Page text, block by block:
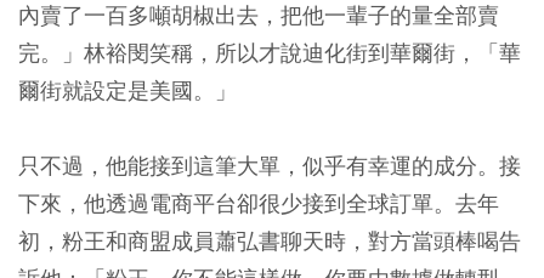
內賣了一百多噸胡椒出去，把他一輩子的量全部賣
完。」林裕閔笑稱，所以才說迪化街到華爾街，「華
爾街就設定是美國。」
只不過，他能接到這筆大單，似乎有幸運的成分。接
下來，他透過電商平台卻很少接到全球訂單。去年
初，粉王和商盟成員蕭弘書聊天時，對方當頭棒喝告